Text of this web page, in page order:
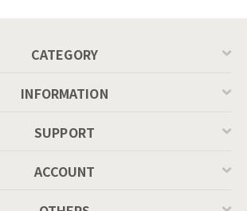
CATEGORY
INFORMATION
SUPPORT
ACCOUNT